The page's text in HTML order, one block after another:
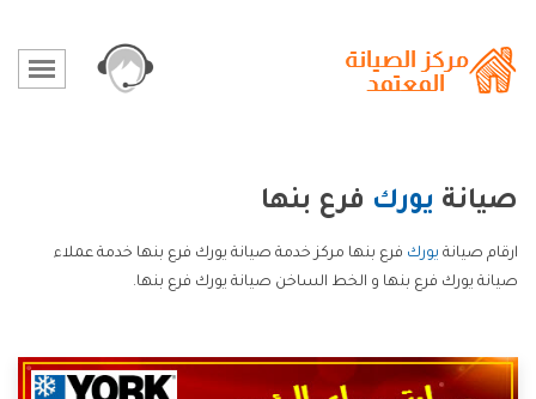
صيانة يورك فرع بنها
ارقام صيانة يورك فرع بنها مركز خدمة صيانة يورك فرع بنها خدمة عملاء
صيانة يورك فرع بنها و الخط الساخن صيانة يورك فرع بنها.